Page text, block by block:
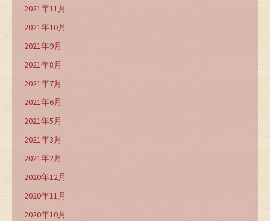
2021年11月
2021年10月
2021年9月
2021年8月
2021年7月
2021年6月
2021年5月
2021年3月
2021年2月
2020年12月
2020年11月
2020年10月